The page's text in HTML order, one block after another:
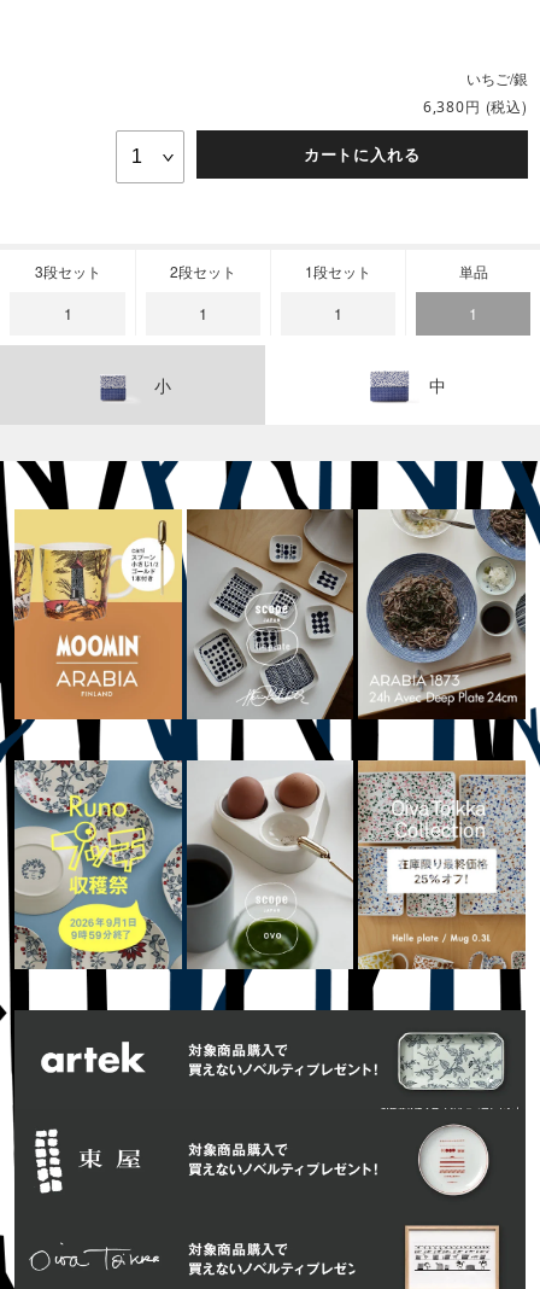
いちご/銀
6,380円 (税込)
カートに入れる
3段セット
1
2段セット
1
1段セット
1
単品
1
小 中